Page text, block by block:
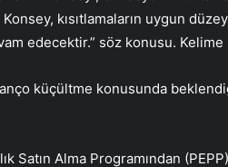
Konsey, kısıtlamaların uygun
edecektir.” söz konusu. Kelime
küçültme konusunda
Satın Alma Programından